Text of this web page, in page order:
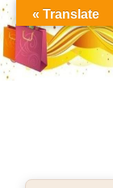
Translate »